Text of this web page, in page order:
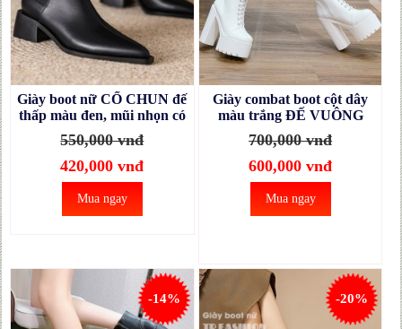
Giày boot nữ CỔ CHUN đế
thấp màu đen, mũi nhọn có
khuy cài SANG CHẢNH
GBN73A
550,000 vnđ
420,000 vnđ
Mua ngay
Giày combat boot cột dây
màu trắng ĐẾ VUÔNG
14.5CM mang tiệc, biểu
diễn, dance GBN70B
700,000 vnđ
600,000 vnđ
Mua ngay
-14% -20%